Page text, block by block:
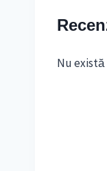
Nu există